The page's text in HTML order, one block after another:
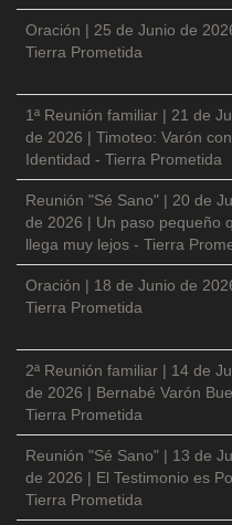
Oración | 25 de Junio de
Tierra Prometida
1ª Reunión familiar | 21 de
de 2026 | Timoteo: Varón con
Identidad - Tierra Prometida
Reunión "Sé Sano" | 20 de
de 2026 | Un paso pequeño
llega muy lejos - Tierra
Oración | 18 de Junio de
Tierra Prometida
2ª Reunión familiar | 14 de
de 2026 | Bernabé Varón
Tierra Prometida
Reunión "Sé Sano" | 13 de
de 2026 | El Testimonio es
Tierra Prometida